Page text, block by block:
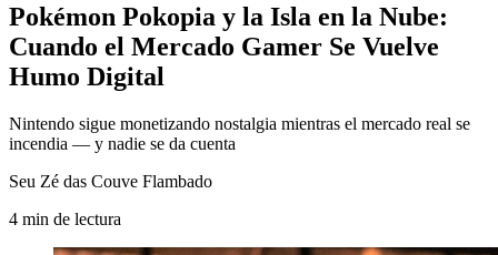
Pokémon Pokopia y la Isla en la Nube:
Cuando el Mercado Gamer Se Vuelve
Humo Digital
Nintendo sigue monetizando nostalgia mientras el mercado real se
incendia — y nadie se da cuenta
Seu Zé das Couve Flambado
4 min de lectura